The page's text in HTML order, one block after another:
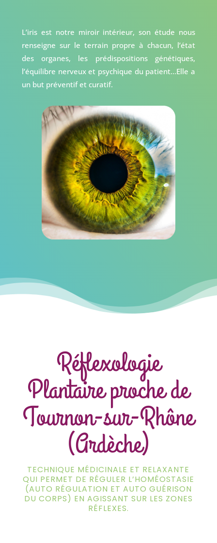
L’iris est notre miroir intérieur, son étude nous
renseigne sur le terrain propre à chacun, l’état
des organes, les prédispositions génétiques,
l’équilibre nerveux et psychique du patient…Elle a
un but préventif et curatif.
Réflexologie
Plantaire proche de
Tournon-sur-Rhône
(Ardèche)
TECHNIQUE MÉDICINALE ET RELAXANTE
QUI PERMET DE RÉGULER L’HOMÉOSTASIE
(AUTO RÉGULATION ET AUTO GUÉRISON
DU CORPS) EN AGISSANT SUR LES ZONES
RÉFLEXES.